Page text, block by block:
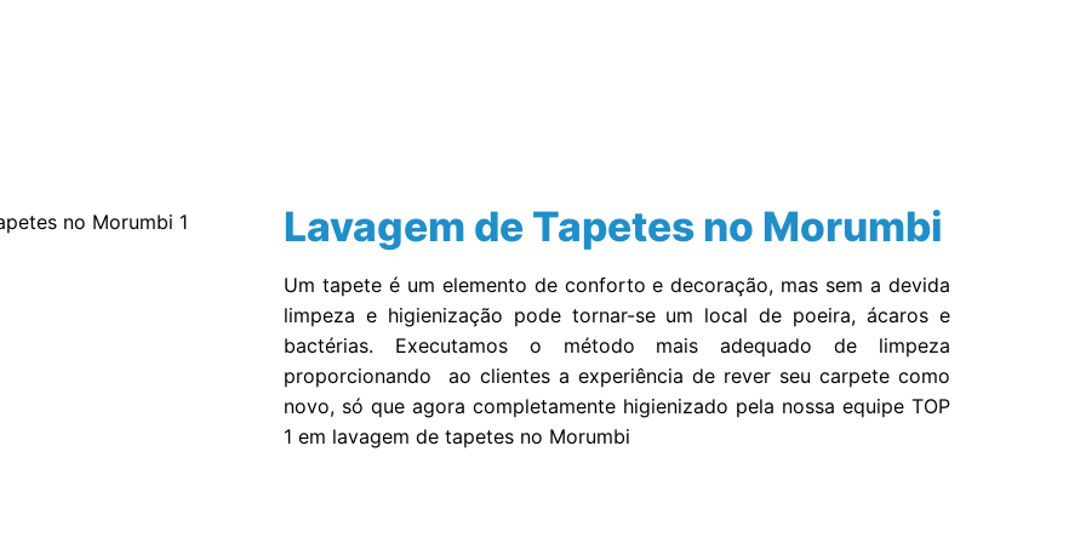
Lavagem de Tapetes no Morumbi
Um tapete é um elemento de conforto e decoração, mas sem a devida
limpeza e higienização pode tornar-se um local de poeira, ácaros e
bactérias. Executamos o método mais adequado de limpeza
proporcionando ao clientes a experiência de rever seu carpete como
novo, só que agora completamente higienizado pela nossa equipe TOP
1 em lavagem de tapetes no Morumbi